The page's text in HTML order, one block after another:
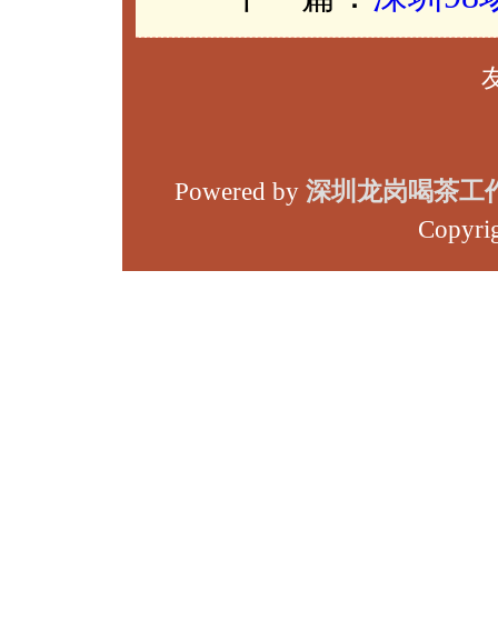
Powered by 深圳龙岗喝茶工